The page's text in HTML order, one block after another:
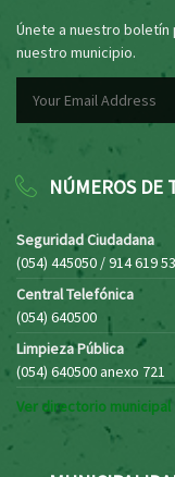
Únete a nuestro
nuestro municipio.
NÚMEROS DE
Seguridad Ciudadana
(054) 445050 / 914 619
Central Telefónica
(054) 640500
Limpieza Pública
(054) 640500 anexo 721
Ver directorio municipal